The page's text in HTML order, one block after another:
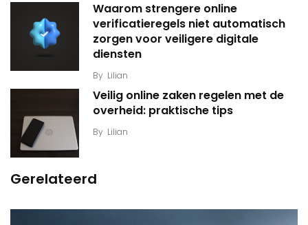
Waarom strengere online
verificatieregels niet automatisch
zorgen voor veiligere digitale
diensten
By Lilian
Veilig online zaken regelen met de
overheid: praktische tips
By Lilian
Gerelateerd